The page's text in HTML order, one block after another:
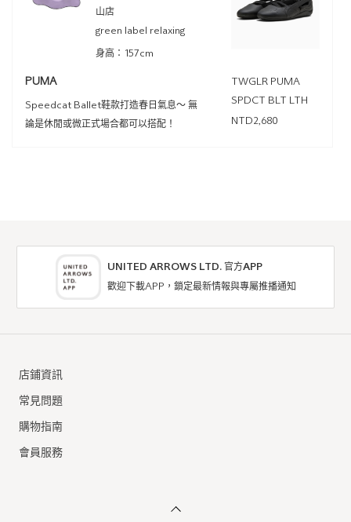
山店
green label relaxing
身高：157cm
PUMA
Speedcat Ballet鞋款打造春日氣息～ 無
論是休閒或微正式場合都可以搭配！
TWGLR PUMA
SPDCT BLT LTH
NTD2,680
UNITED ARROWS LTD. 官方APP
歡迎下載APP，鎖定最新情報與專屬推播通知
店鋪資訊
常見問題
購物指南
會員服務